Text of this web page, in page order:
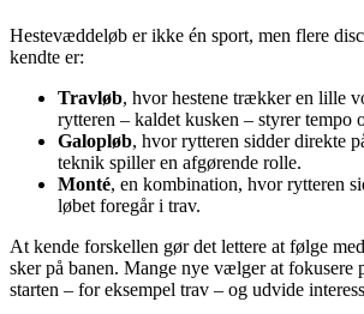
Hestevæddeløb er ikke én sport, men flere
kendte er:
Travløb, hvor hestene trækker en lille
rytteren – kaldet kusken – styrer tempo
Galopløb, hvor rytteren sidder direkte
teknik spiller en afgørende rolle.
Monté, en kombination, hvor rytteren
løbet foregår i trav.
At kende forskellen gør det lettere at følge
sker på banen. Mange nye vælger at fokusere
starten – for eksempel trav – og udvide